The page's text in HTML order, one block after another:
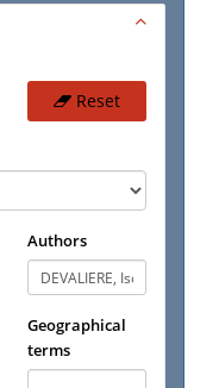
Reset
Authors
Geographical
terms